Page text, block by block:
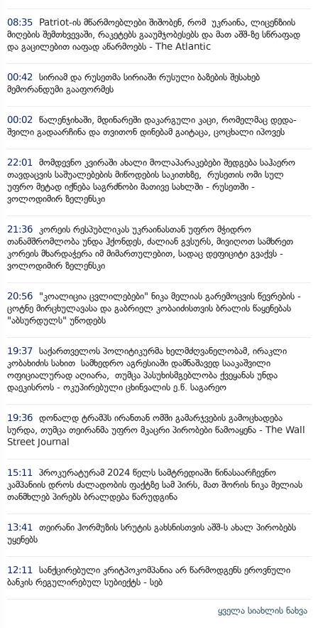
08:35
Patriot-ის მწარმოებლები შიშობენ, რომ უკრაინა, ლიცენზიის
მიღების შემთხვევაში, რაკეტებს გააუმჯობესებს და მათ აშშ-ზე სწრაფად
და გაცილებით იაფად აწარმოებს - The Atlantic
00:42 სირიამ და რუსეთმა სირიაში რუსული ბაზების შესახებ
მემორანდუმი გააფორმეს
00:02 წალენჯიხაში, მდინარეში დაკარგული კაცი, რომელმაც დედა-
შვილი გადაარჩინა და თვითონ დინებამ გაიტაცა, ცოცხალი იპოვეს
22:01 მომდევნო კვირაში ახალი მოლაპარაკებები შედგება საჰაერო
თავდაცვის საშუალებების მიწოდების საკითხზე, რუსეთის ომი სულ
უფრო მეტად იქნება საგრძნობი მათივე სახლში - რუსეთში -
ვოლოდიმირ ზელენსკი
21:36 კორეის რესპუბლიკას უკრაინასთან უფრო მჭიდრო
თანამშრომლობა უნდა ჰქონდეს, ძალიან გვსურს, მივიღოთ სამხრეთ
კორეის მხარდაჭერა იმ მიმართულებით, სადაც დეფიციტი გვაქვს -
ვოლოდიმირ ზელენსკი
20:56
"კოალიცია ცვლილებები" ნიკა მელიას გარემოცვის წევრების -
ცოტნე მირცხულავასა და გაბრიელ კობაიძისთვის ბრალის წაყენებას
"აბსურდულს" უწოდებს
19:37 საქართველოს პოლიტიკურმა ხელმძღვანელობამ, ირაკლი
კობახიძის სახით სამხედრო აგრესიაში დამნაშავედ სააკაშვილი
ოფიციალურად აღიარა, თუმცა პასუხისმგებლობა ქვეყანას უნდა
დაეკისროს - ოკუპირებული ცხინვალის ე.წ. საგარეო
19:36 დონალდ ტრამპს ირანთან ომში გამარჯვების გამოცხადება
სურდა, თუმცა თეირანმა უფრო მკაცრი პირობები წამოაყენა - The Wall
Street Journal
15:11 პროკურატურამ 2024 წელს სამტრედიაში წინასაარჩევნო
კამპანიის დროს ძალადობის ფაქტზე სამ პირს, მათ შორის ნიკა მელიას
თანმხლებ პირებს ბრალდება წარუდგინა
13:41 თეირანი ჰორმუზის სრუტის გახსნისთვის აშშ-ს ახალ პირობებს
უყენებს
12:11 სანქცირებული კრიტპოკომპანია არ წარმოდგენს ეროვნული
ბანკის რეგულირებულ სუბიექტს - სებ
ყველა სიახლის ნახვა